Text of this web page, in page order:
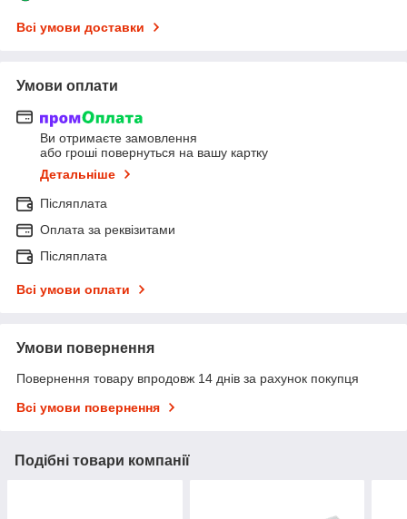
Всі умови доставки
Умови оплати
Ви отримаєте замовлення
або гроші повернуться на вашу картку
Детальніше
Післяплата
Оплата за реквізитами
Післяплата
Всі умови оплати
Умови повернення
Повернення товару впродовж 14 днів за рахунок покупця
Всі умови повернення
Подібні товари компанії